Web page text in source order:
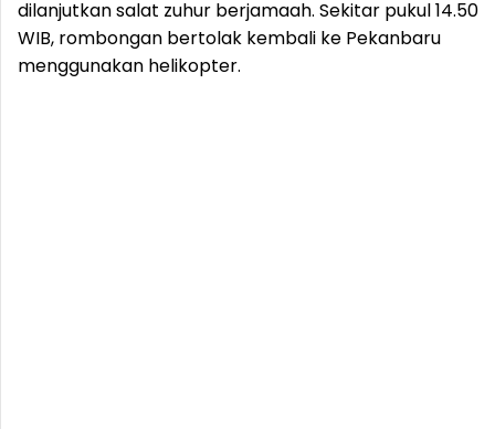
dilanjutkan salat zuhur berjamaah. Sekitar pukul 14.50
WIB, rombongan bertolak kembali ke Pekanbaru
menggunakan helikopter.